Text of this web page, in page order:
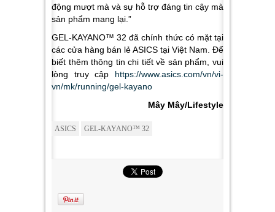
động mượt mà và sự hỗ trợ đáng tin cậy mà
sản phẩm mang lại.”
GEL-KAYANO™ 32 đã chính thức có mặt tại
các cửa hàng bán lẻ ASICS tại Việt Nam. Để
biết thêm thông tin chi tiết về sản phẩm, vui
lòng truy cập https://www.asics.com/vn/vi-
vn/mk/running/gel-kayano
Mây Mây/Lifestyle
ASICS GEL-KAYANO™ 32